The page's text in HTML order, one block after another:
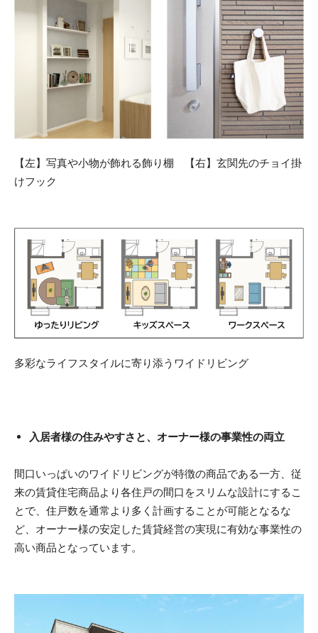
【左】写真や小物が飾れる飾り棚 【右】玄関先のチョイ掛
けフック
多彩なライフスタイルに寄り添うワイドリビング
入居者様の住みやすさと、オーナー様の事業性の両立
間口いっぱいのワイドリビングが特徴の商品である一方、従
来の賃貸住宅商品より各住戸の間口をスリムな設計にするこ
とで、住戸数を通常より多く計画することが可能となるな
ど、オーナー様の安定した賃貸経営の実現に有効な事業性の
高い商品となっています。